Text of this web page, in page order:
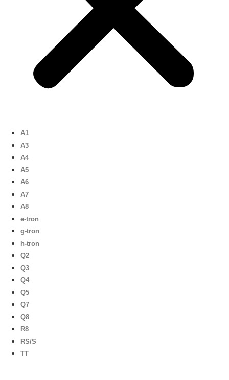
A1
A3
A4
A5
A6
A7
A8
e-tron
g-tron
h-tron
Q2
Q3
Q4
Q5
Q7
Q8
R8
RS/S
TT